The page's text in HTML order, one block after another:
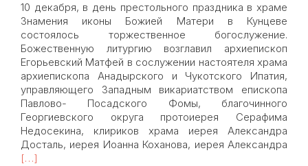
10 декабря, в день престольного праздника в храме
Знамения иконы Божией Матери в Кунцеве
состоялось торжественное богослужение.
Божественную литургию возглавил архиепископ
Егорьевский Матфей в сослужении настоятеля храма
архиепископа Анадырского и Чукотского Ипатия,
управляющего Западным викариатством епископа
Павлово- Посадского Фомы, благочинного
Георгиевского округа протоиерея Серафима
Недосекина, клириков храма иерея Александра
Досталь, иерея Иоанна Коханова, иерея Александра
[…]